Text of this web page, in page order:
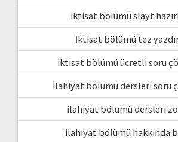
iktisat bölümü slayt
İktisat bölümü tez
iktisat bölümü ücretli soru
ilahiyat bölümü dersleri soru
ilahiyat bölümü dersleri
ilahiyat bölümü hakkında